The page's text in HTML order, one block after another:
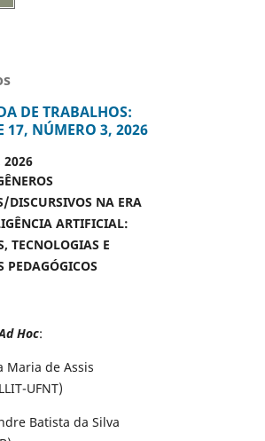
DE TRABALHOS:
17, NÚMERO 3, 2026
2026
DISCURSIVOS NA ERA
ARTIFICIAL:
TECNOLOGIAS E
PEDAGÓGICOS
Hoc:
Maria de Assis
UFNT)
Batista da Silva